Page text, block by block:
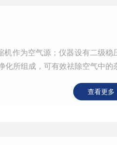
作为空气源；仪器设有二级稳
化所组成，可有效祛除空气中的
查看更